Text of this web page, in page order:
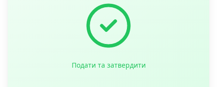
Подати та затвердити